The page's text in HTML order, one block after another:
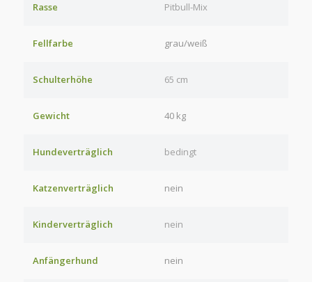
Rasse Pitbull-Mix
Fellfarbe grau/weiß
Schulterhöhe 65 cm
Gewicht 40 kg
Hundeverträglich bedingt
Katzenverträglich nein
Kinderverträglich nein
Anfängerhund nein